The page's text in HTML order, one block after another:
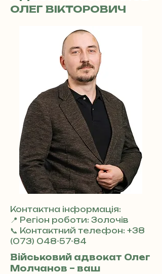
ОЛЕГ ВІКТОРОВИЧ
Контактна інформація:
📍 Регіон роботи: Золочів
📞 Контактний телефон: +38
(073) 048-57-84
Військовий адвокат Олег
Молчанов – ваш